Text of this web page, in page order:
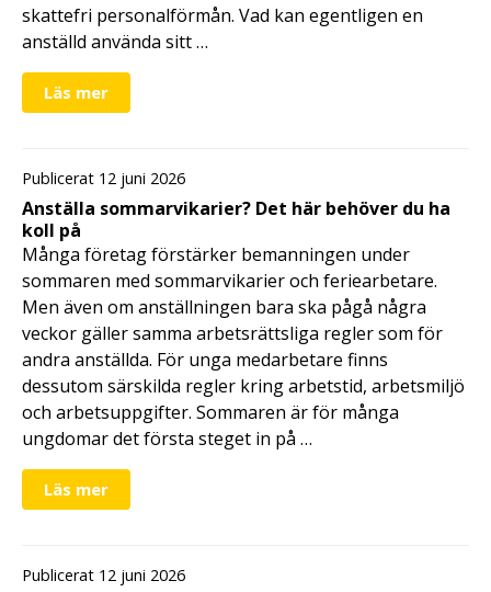
skattefri personalförmån. Vad kan egentligen en
anställd använda sitt …
Läs mer
Publicerat 12 juni 2026
Anställa sommarvikarier? Det här behöver du ha
koll på
Många företag förstärker bemanningen under
sommaren med sommarvikarier och feriearbetare.
Men även om anställningen bara ska pågå några
veckor gäller samma arbetsrättsliga regler som för
andra anställda. För unga medarbetare finns
dessutom särskilda regler kring arbetstid, arbetsmiljö
och arbetsuppgifter. Sommaren är för många
ungdomar det första steget in på …
Läs mer
Publicerat 12 juni 2026